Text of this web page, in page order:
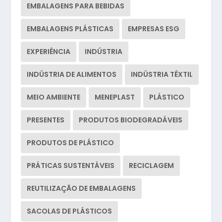
EMBALAGENS PARA BEBIDAS
EMBALAGENS PLÁSTICAS EMPRESAS ESG
EXPERIÊNCIA INDÚSTRIA
INDÚSTRIA DE ALIMENTOS INDÚSTRIA TÊXTIL
MEIO AMBIENTE MENEPLAST PLÁSTICO
PRESENTES PRODUTOS BIODEGRADÁVEIS
PRODUTOS DE PLÁSTICO
PRÁTICAS SUSTENTÁVEIS RECICLAGEM
REUTILIZAÇÃO DE EMBALAGENS
SACOLAS DE PLÁSTICOS